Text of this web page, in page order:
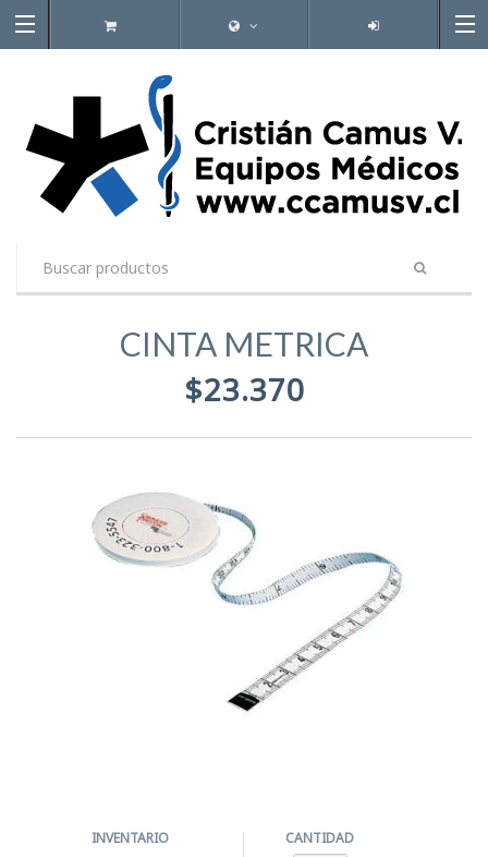
CINTA METRICA
$23.370
INVENTARIO CANTIDAD